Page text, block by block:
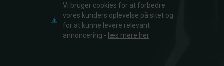
Vi bruger cookies for at forbedre
vores kunders oplevelse på sitet og
for at kunne levere relevant
annoncering - læs mere her